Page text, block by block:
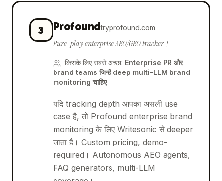
3 Profoundtryprofound.com
Pure-play enterprise AEO/GEO tracker।
किसके लिए सबसे अच्छा: Enterprise PR और
brand teams जिन्हें deep multi-LLM brand
monitoring चाहिए
यदि tracking depth आपका असली use
case है, तो Profound enterprise brand
monitoring के लिए Writesonic से deeper
जाता है। Custom pricing, demo-
required। Autonomous AEO agents,
FAQ generators, multi-LLM